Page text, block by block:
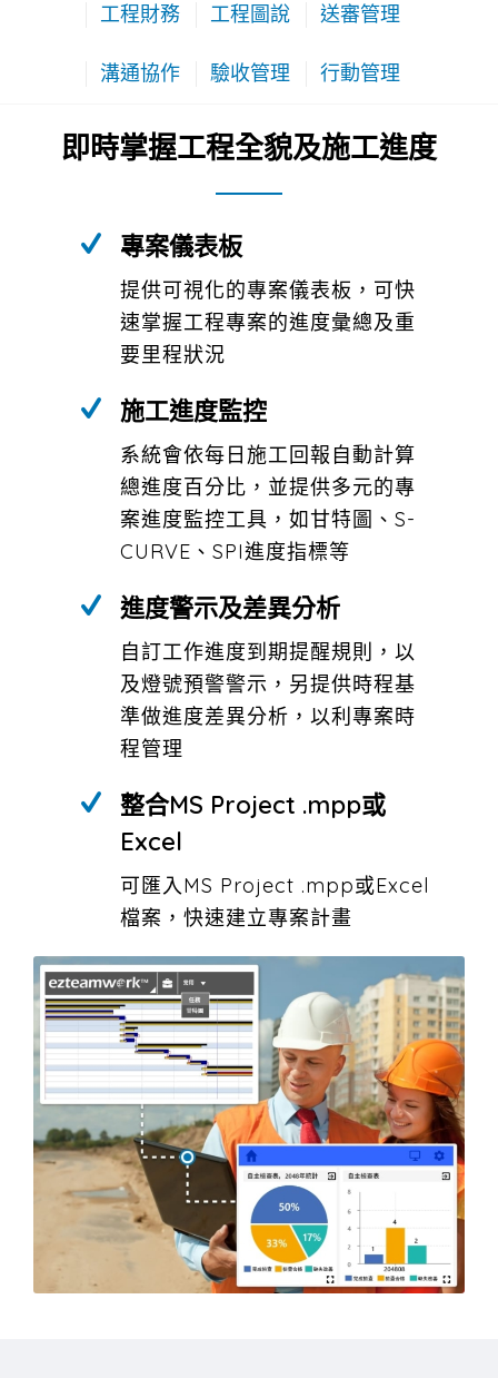
工程財務 工程圖說 送審管理
溝通協作 驗收管理 行動管理
即時掌握工程全貌及施工進度
專案儀表板
提供可視化的專案儀表板，可快
速掌握工程專案的進度彙總及重
要里程狀況
施工進度監控
系統會依每日施工回報自動計算
總進度百分比，並提供多元的專
案進度監控工具，如甘特圖、S-
CURVE、SPI進度指標等
進度警示及差異分析
自訂工作進度到期提醒規則，以
及燈號預警警示，另提供時程基
準做進度差異分析，以利專案時
程管理
整合MS Project .mpp或
Excel
可匯入MS Project .mpp或Excel
檔案，快速建立專案計畫